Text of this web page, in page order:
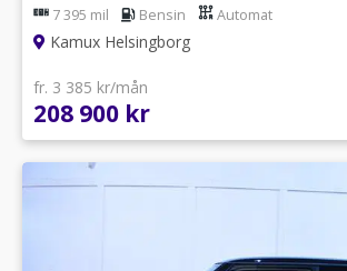
7 395 mil Bensin Automat
Kamux Helsingborg
fr. 3 385 kr/mån
208 900 kr